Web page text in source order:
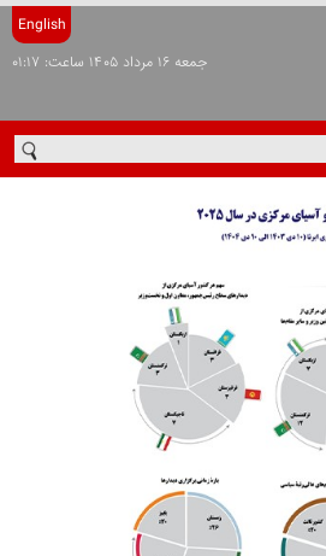
English
جمعه ۱۶ مرداد ۱۴۰۵ ساعت: ۰۱:۱۷